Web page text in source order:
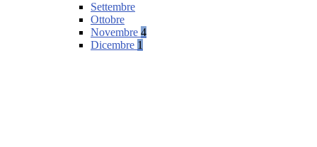
Settembre
Ottobre
Novembre 4
Dicembre 1